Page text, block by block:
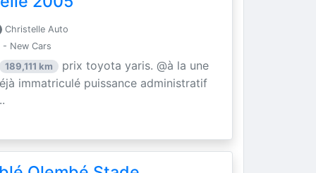
Christelle Auto
New Cars
189,111 km
prix toyota yaris. @à la une
immatriculé puissance administratif